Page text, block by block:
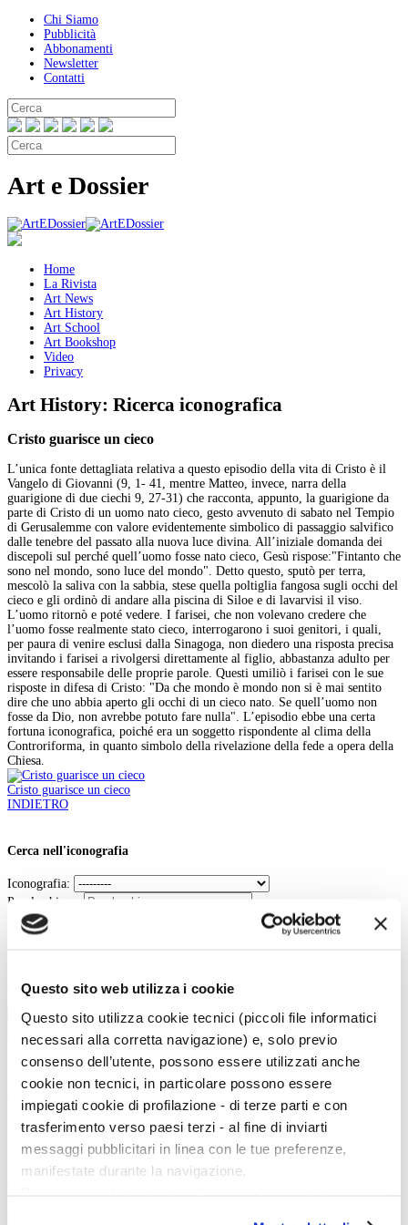
Questo sito web utilizza i cookie
Questo sito utilizza cookie tecnici (piccoli file informatici
necessari alla corretta navigazione) e, solo previo
consenso dell’utente, possono essere utilizzati anche
cookie non tecnici, in particolare possono essere
impiegati cookie di profilazione - di terze parti e con
trasferimento verso paesi terzi - al fine di inviarti
messaggi pubblicitari in linea con le tue preferenze,
manifestate durante la navigazione.
Chi Siamo
Pubblicità
Abbonamenti
Newsletter
Contatti
Art e Dossier
Home
La Rivista
Art News
Art History
Art School
Art Bookshop
Video
Privacy
Art History: Ricerca iconografica
Cristo guarisce un cieco
L’unica fonte dettagliata relativa a questo episodio della vita di Cristo è il
Vangelo di Giovanni (9, 1- 41, mentre Matteo, invece, narra della
guarigione di due ciechi 9, 27-31) che racconta, appunto, la guarigione da
parte di Cristo di un uomo nato cieco, gesto avvenuto di sabato nel Tempio
di Gerusalemme con valore evidentemente simbolico di passaggio salvifico
dalle tenebre del passato alla nuova luce divina. All’iniziale domanda dei
discepoli sul perché quell’uomo fosse nato cieco, Gesù rispose:"Fintanto che
sono nel mondo, sono luce del mondo". Detto questo, sputò per terra,
mescolò la saliva con la sabbia, stese quella poltiglia fangosa sugli occhi del
cieco e gli ordinò di andare alla piscina di Siloe e di lavarvisi il viso.
L’uomo ritornò e poté vedere. I farisei, che non volevano credere che
l’uomo fosse realmente stato cieco, interrogarono i suoi genitori, i quali,
per paura di venire esclusi dalla Sinagoga, non diedero una risposta precisa
invitando i farisei a rivolgersi direttamente al figlio, abbastanza adulto per
essere responsabile delle proprie parole. Questi umiliò i farisei con le sue
risposte in difesa di Cristo: "Da che mondo è mondo non si è mai sentito
dire che uno abbia aperto gli occhi di un cieco nato. Se quell’uomo non
fosse da Dio, non avrebbe potuto fare nulla". L’episodio ebbe una certa
fortuna iconografica, poiché era un soggetto rispondente al clima della
Controriforma, in quanto simbolo della rivelazione della fede a opera della
Chiesa.
Cristo guarisce un cieco
INDIETRO
Cerca nell'iconografia
Iconografia:
Parole chiave:
In:
Tipo:
Cerca
La vita e le opere dei grandi artisti dal Duecento al Novecento.
Art History è la sezione di Artedossier.it dedicata ai grandi artisti del passato
e ai loro capolavori.
Una straordinaria occasione per incontrare i grandi maestri d'arte, conoscere
la loro vita, gli eventi e gli incontri che hanno segnato la loro esistenza.